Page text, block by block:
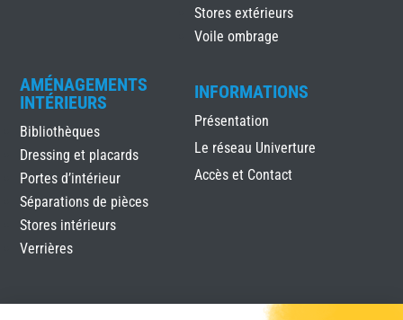
Stores extérieurs
Voile ombrage
AMÉNAGEMENTS
INTÉRIEURS
Bibliothèques
Dressing et placards
Portes d’intérieur
Séparations de pièces
Stores intérieurs
Verrières
INFORMATIONS
Présentation
Le réseau Univerture
Accès et Contact